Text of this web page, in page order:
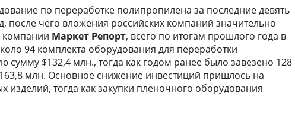
по переработке полипропилена за последние девять
после чего вложения российских компаний значительно
компании Маркет Репорт, всего по итогам прошлого года в
94 комплекта оборудования для переработки
$132,4 млн., тогда как годом ранее было завезено 128
млн. Основное снижение инвестиций пришлось на
изделий, тогда как закупки пленочного оборудования